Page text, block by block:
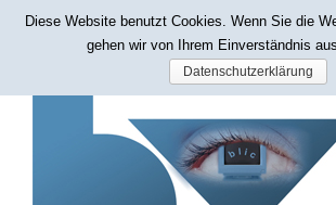
Inhalt
Mobil erreichbar: 0171 514 76 86 |
Diese Website benutzt Cookies. Wenn Sie die
gehen wir von Ihrem Einverständnis
Datenschutzerklärung